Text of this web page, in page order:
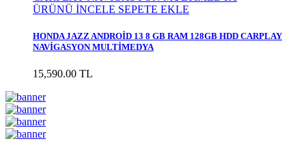
ÜRÜNÜ İNCELE SEPETE EKLE
HONDA JAZZ ANDROİD 13 8 GB RAM 128GB HDD CARPLAY
NAVİGASYON MULTİMEDYA
15,590.00 TL